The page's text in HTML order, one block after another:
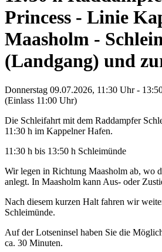
Princess - Linie
Maasholm -
(Landgang) und
Donnerstag 09.07.2026, 11:30 Uhr -
(Einlass 11:00 Uhr)
Die Schleifahrt mit dem Raddampfer
11:30 h im Kappelner Hafen.
11:30 h bis 13:50 h Schleimünde
Wir legen in Richtung Maasholm ab, wo
anlegt. In Maasholm kann Aus- oder
Nach diesem kurzen Halt fahren wir
Schleimünde.
Auf der Lotseninsel haben Sie die
ca. 30 Minuten.